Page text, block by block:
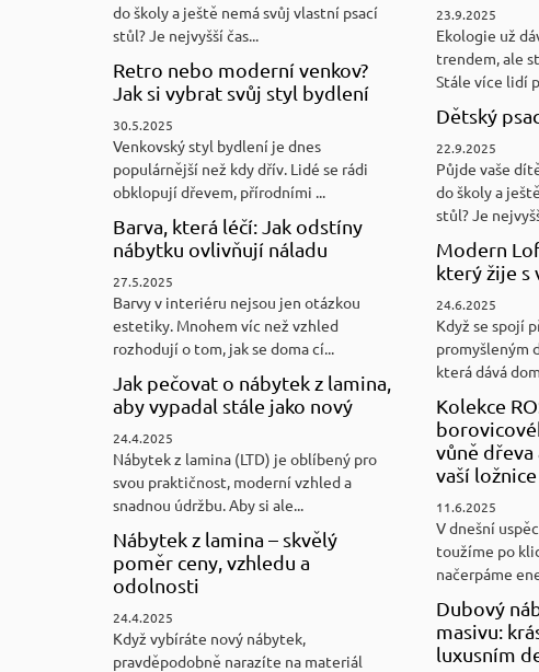
do školy a ještě nemá svůj vlastní psací
stůl? Je nejvyšší čas...
Retro nebo moderní venkov?
Jak si vybrat svůj styl bydlení
30.5.2025
Venkovský styl bydlení je dnes
populárnější než kdy dřív. Lidé se rádi
obklopují dřevem, přírodními ...
Barva, která léčí: Jak odstíny
nábytku ovlivňují náladu
27.5.2025
Barvy v interiéru nejsou jen otázkou
estetiky. Mnohem víc než vzhled
rozhodují o tom, jak se doma cí...
Jak pečovat o nábytek z lamina,
aby vypadal stále jako nový
24.4.2025
Nábytek z lamina (LTD) je oblíbený pro
svou praktičnost, moderní vzhled a
snadnou údržbu. Aby si ale...
Nábytek z lamina – skvělý
poměr ceny, vzhledu a
odolnosti
24.4.2025
Když vybíráte nový nábytek,
pravděpodobně narazíte na materiál
23.9.2025
Ekologie už
trendem, ale
Stále více lidí
Dětský
22.9.2025
Půjde vaše
do školy a
stůl? Je
Modern
který žije s
24.6.2025
Když se spojí
promyšleným
která dává
Kolekce
vůně
vaší ložnice
11.6.2025
V dnešní
toužíme po
načerpáme
Dubový
masivu:
luxusním